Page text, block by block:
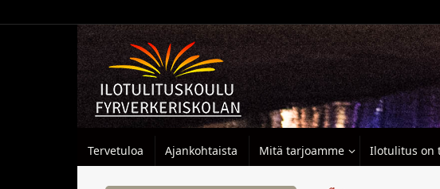
Tervetuloa Ajankohtaista Mitä tarjoamme Ilotulitus on